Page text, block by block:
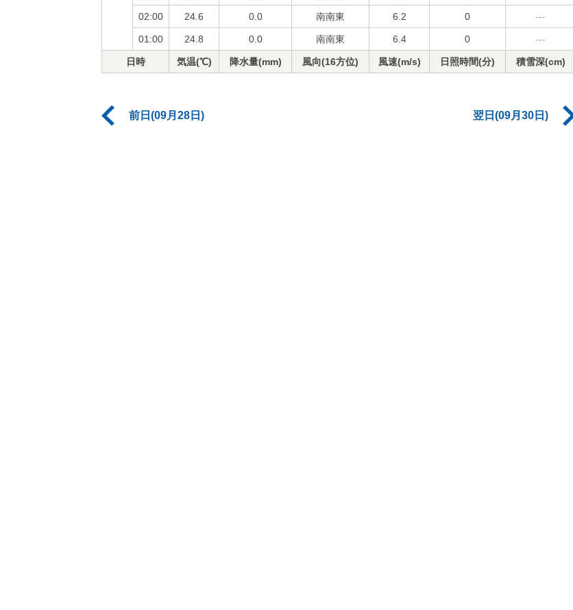
02:00 24.6 0.0 南南東 6.2 0 ---
01:00 24.8 0.0 南南東 6.4 0 ---
日時 気温(℃) 降水量(mm) 風向(16方位) 風速(m/s) 日照時間(分) 積雪深(cm)
前日(09月28日) 翌日(09月30日)